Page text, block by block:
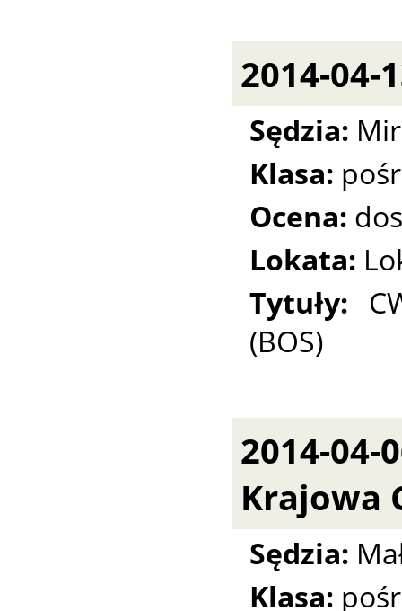
2014-04-
Sędzia:
Klasa:
Ocena:
Lokata:
Tytuły:
(BOS)
2014-
Krajowa
Sędzia:
Klasa: